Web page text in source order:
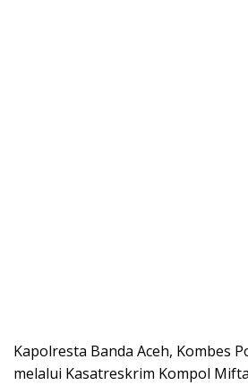
Kapolresta Banda Aceh, Kombes
melalui Kasatreskrim Kompol